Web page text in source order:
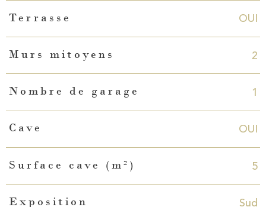
Terrasse OUI
Murs mitoyens 2
Nombre de garage 1
Cave OUI
Surface cave (m²) 5
Exposition Sud